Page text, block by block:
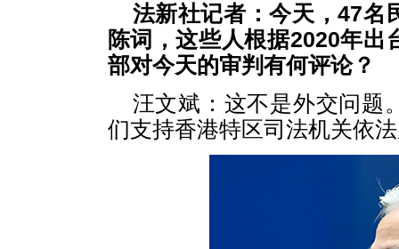
法新社记者：今天，47名
陈词，这些人根据2020年
部对今天的审判有何评论？
汪文斌：这不是外交问题
们支持香港特区司法机关依